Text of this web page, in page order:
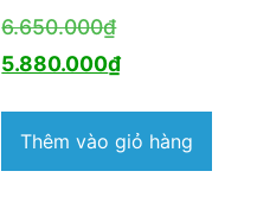
6.650.000₫Giá
gốc
6.650.000₫.
5.880.000₫Giá
tại
là:
Thêm vào giỏ hàng